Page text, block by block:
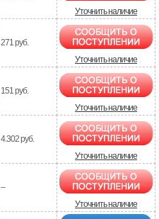
Уточнить наличие
271 руб.
Уточнить наличие
151 руб.
Уточнить наличие
4.302 руб.
Уточнить наличие
–
Уточнить наличие